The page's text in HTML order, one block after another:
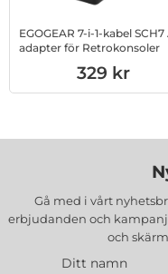
EGOGEAR 7-i-1-kabel SCH7
adapter för Retrokonsoler
Art. nr 1002984161
329 kr
Gå med i vårt
erbjudanden och
och
Ditt namn